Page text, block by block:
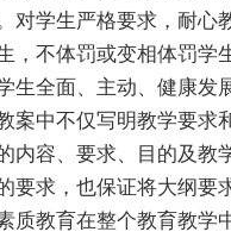
对学生严格要求，耐心
，不体罚或变相体罚学
生全面、主动、健康发
案中不仅写明教学要求
内容、要求、目的及教
要求，也保证将大纲要
质教育在整个教育教学